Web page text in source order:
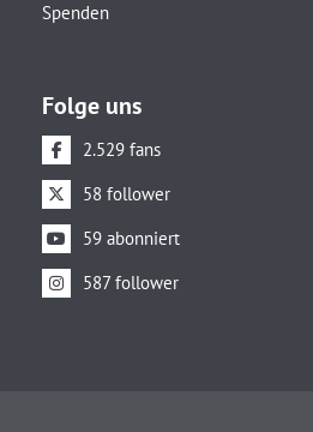
Spenden
Folge uns
2.529 fans
58 follower
59 abonniert
587 follower